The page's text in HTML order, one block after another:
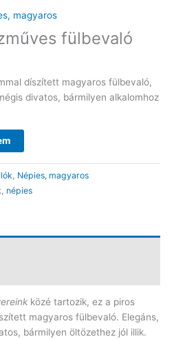
magyaros
fülbevaló
díszített magyaros fülbevaló,
divatos, bármilyen alkalomhoz
Népies, magyaros
népies
közé tartozik, ez a piros
magyaros fülbevaló. Elegáns,
bármilyen öltözethez jól illik.